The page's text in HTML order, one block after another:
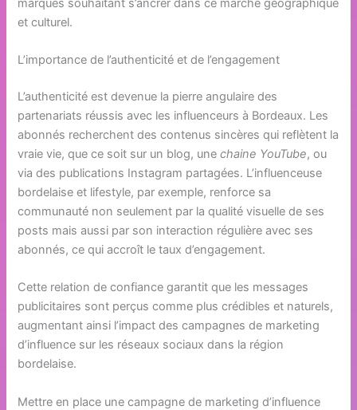
marques souhaitant s’ancrer dans ce marché géographique
et culturel.
L’importance de l’authenticité et de l’engagement
L’authenticité est devenue la pierre angulaire des
partenariats réussis avec les influenceurs à Bordeaux. Les
abonnés recherchent des contenus sincères qui reflètent la
vraie vie, que ce soit sur un blog, unechaine YouTube, ou
via des publications Instagram partagées. L’influenceuse
bordelaise et lifestyle, par exemple, renforce sa
communauté non seulement par la qualité visuelle de ses
posts mais aussi par son interaction régulière avec ses
abonnés, ce qui accroît le taux d’engagement.
Cette relation de confiance garantit que les messages
publicitaires sont perçus comme plus crédibles et naturels,
augmentant ainsi l’impact des campagnes de marketing
d’influence sur les réseaux sociaux dans la région
bordelaise.
Mettre en place une campagne de marketing d’influence